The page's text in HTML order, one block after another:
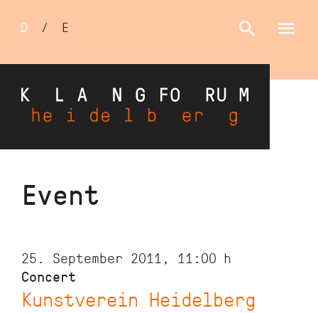
Skip
Sprachumschalter
D / E
Event
25. September 2011, 11:00 h
Concert
Kunstverein Heidelberg